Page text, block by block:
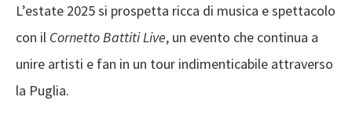
L’estate 2025 si prospetta ricca di musica e spettacolo
con il Cornetto Battiti Live, un evento che continua a
unire artisti e fan in un tour indimenticabile attraverso
la Puglia.